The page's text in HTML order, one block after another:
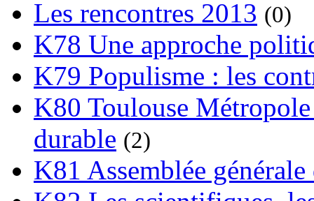
Les rencontres 2013 (0)
K78 Une approche
K79 Populisme : les
K80 Toulouse
durable (2)
K81 Assemblée